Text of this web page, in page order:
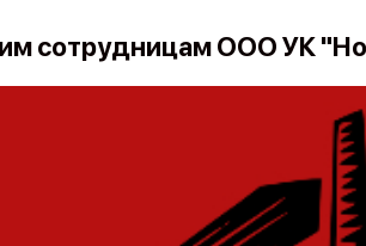
сотрудницам ООО УК